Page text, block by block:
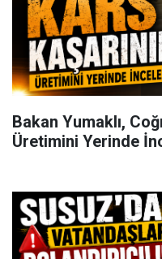
Bakan Yumaklı,
Üretimini Yerinde